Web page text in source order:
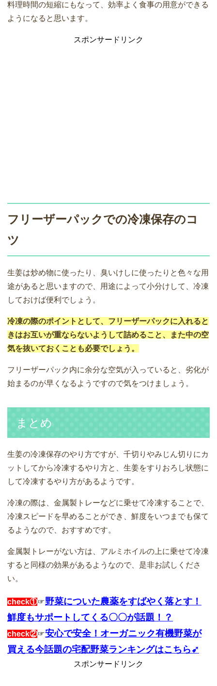
料理時間の短縮にもなって、効率よく食事の用意ができる
ようになると思います。
スポンサードリンク
フリーザーパックでの冷凍保存のコ
ツ
生姜は炒め物に使ったり、臭いけしに使ったりと色々な用
途があると思いますので、用途によって小分けして、冷凍
しておけば便利でしょう。
冷凍の際のポイントとして、フリーザーパックに入れると
きはお互いが重ならないようして詰めること、また中の空
気を抜いておくことも必要でしょう。
フリーザーパック内に余分な空気が入っていると、劣化が
始まるのが早くなるようですので気をつけましょう。
まとめ
生姜の冷凍保存のやり方ですが、千切りやみじん切りにカ
ットしてから冷凍するやり方と、生姜をすりおろし状態に
して冷凍するやり方があるようです。
冷凍の際は、金属製トレーなどに乗せて冷凍することで、
冷凍スピードを早めることができ、鮮度をいつまでも保て
るようなので、おすすめです。
金属製トレーがない方は、アルミホイルの上に乗せて冷凍
すると同様の効果があるようなので、是非お試しくださ
い。
check①☞野菜についた農薬をすばやく落とす！
鮮度もサポートしてくる〇〇が話題！？
check②☞安心で安全！オーガニック有機野菜が
買える今話題の宅配野菜ランキングはこちら➹
スポンサードリンク